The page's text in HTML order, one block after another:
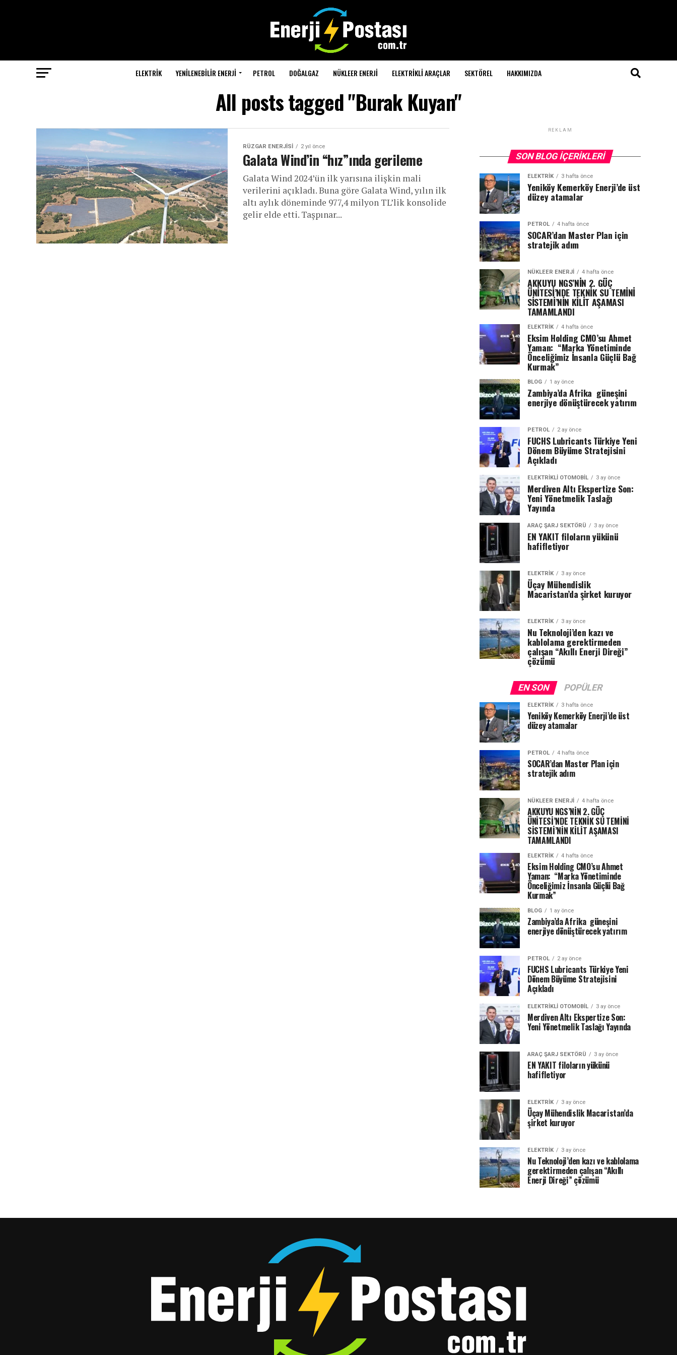
ELEKTRİK YENILENEBILIR ENERJI PETROL DOĞALGAZ NÜKLEER ENERJI ELEKTRIKLI ARAÇLAR SEKTÖREL HAKKIMIZDA
All posts tagged "Burak Kuyan"
RÜZGAR ENERJISI 2 yıl önce
Galata Wind’in “hız”ında gerileme
Galata Wind 2024’ün ilk yarısına ilişkin mali
verilerini açıkladı. Buna göre Galata Wind, yılın ilk
altı aylık döneminde 977,4 milyon TL’lik konsolide
gelir elde etti. Taşpınar...
REKLAM
SON BLOG İÇERIKLERI
ELEKTRİK 3 hafta önce
Yeniköy Kemerköy Enerji’de üst
düzey atamalar
PETROL 4 hafta önce
SOCAR’dan Master Plan için
stratejik adım
NÜKLEER ENERJI 4 hafta önce
AKKUYU NGS’NİN 2. GÜÇ
ÜNİTESİ’NDE TEKNİK SU TEMİNİ
SİSTEMİ’NİN KİLİT AŞAMASI
TAMAMLANDI
ELEKTRİK 4 hafta önce
Eksim Holding CMO’su Ahmet
Yaman: “Marka Yönetiminde
Önceliğimiz İnsanla Güçlü Bağ
Kurmak”
BLOG 1 ay önce
Zambiya’da Afrika güneşini
enerjiye dönüştürecek yatırım
PETROL 2 ay önce
FUCHS Lubricants Türkiye Yeni
Dönem Büyüme Stratejisini
Açıkladı
ELEKTRIKLI OTOMOBIL 3 ay önce
Merdiven Altı Ekspertize Son:
Yeni Yönetmelik Taslağı
Yayında
ARAÇ ŞARJ SEKTÖRÜ 3 ay önce
EN YAKIT filoların yükünü
hafifletiyor
ELEKTRİK 3 ay önce
Üçay Mühendislik
Macaristan’da şirket kuruyor
ELEKTRİK 3 ay önce
Nu Teknoloji’den kazı ve
kablolama gerektirmeden
çalışan “Akıllı Enerji Direği”
çözümü
EN SON POPÜLER
ELEKTRİK 3 hafta önce
Yeniköy Kemerköy Enerji’de üst
düzey atamalar
PETROL 4 hafta önce
SOCAR’dan Master Plan için
stratejik adım
NÜKLEER ENERJI 4 hafta önce
AKKUYU NGS’NİN 2. GÜÇ
ÜNİTESİ’NDE TEKNİK SU TEMİNİ
SİSTEMİ’NİN KİLİT AŞAMASI
TAMAMLANDI
ELEKTRİK 4 hafta önce
Eksim Holding CMO’su Ahmet
Yaman: “Marka Yönetiminde
Önceliğimiz İnsanla Güçlü Bağ
Kurmak”
BLOG 1 ay önce
Zambiya’da Afrika güneşini
enerjiye dönüştürecek yatırım
PETROL 2 ay önce
FUCHS Lubricants Türkiye Yeni
Dönem Büyüme Stratejisini
Açıkladı
ELEKTRIKLI OTOMOBIL 3 ay önce
Merdiven Altı Ekspertize Son:
Yeni Yönetmelik Taslağı Yayında
ARAÇ ŞARJ SEKTÖRÜ 3 ay önce
EN YAKIT filoların yükünü
hafifletiyor
ELEKTRİK 3 ay önce
Üçay Mühendislik Macaristan’da
şirket kuruyor
ELEKTRİK 3 ay önce
Nu Teknoloji’den kazı ve kablolama
gerektirmeden çalışan “Akıllı
Enerji Direği” çözümü